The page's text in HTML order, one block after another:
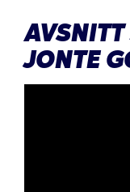
JONTE